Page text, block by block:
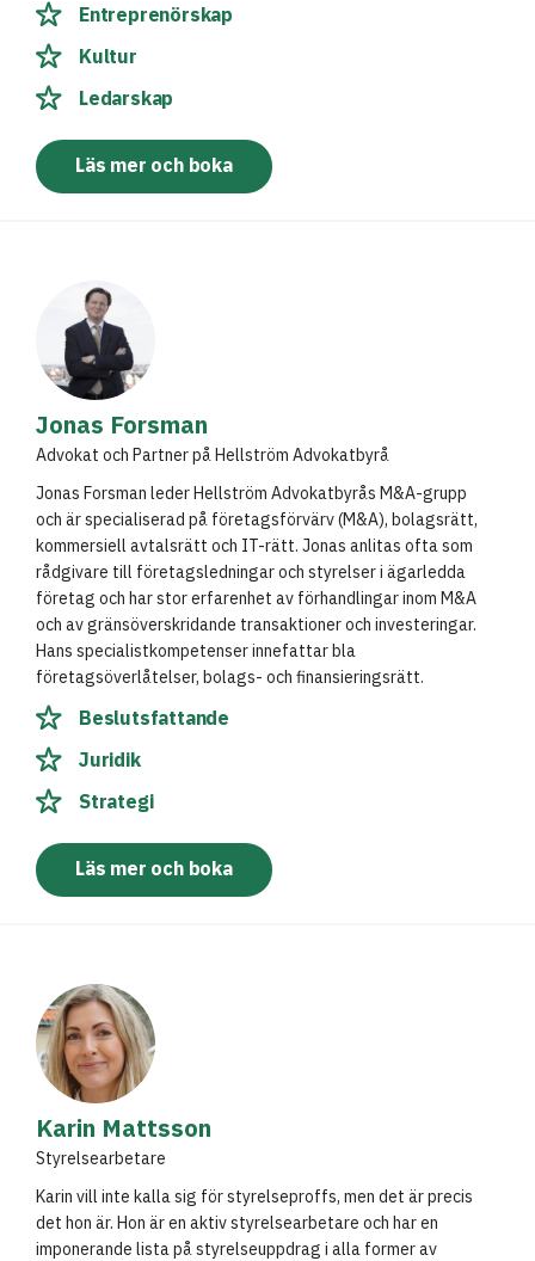
Entreprenörskap
Kultur
Ledarskap
Läs mer och boka
Jonas Forsman
Advokat och Partner på Hellström Advokatbyrå
Jonas Forsman leder Hellström Advokatbyrås M&A-grupp
och är specialiserad på företagsförvärv (M&A), bolagsrätt,
kommersiell avtalsrätt och IT-rätt. Jonas anlitas ofta som
rådgivare till företagsledningar och styrelser i ägarledda
företag och har stor erfarenhet av förhandlingar inom M&A
och av gränsöverskridande transaktioner och investeringar.
Hans specialistkompetenser innefattar bla
företagsöverlåtelser, bolags- och finansieringsrätt.
Beslutsfattande
Juridik
Strategi
Läs mer och boka
Karin Mattsson
Styrelsearbetare
Karin vill inte kalla sig för styrelseproffs, men det är precis
det hon är. Hon är en aktiv styrelsearbetare och har en
imponerande lista på styrelseuppdrag i alla former av